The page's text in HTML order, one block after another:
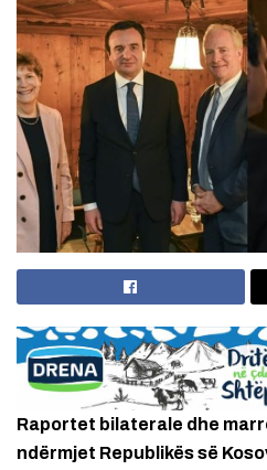
Raportet bilaterale dhe
ndërmjet Republikës së